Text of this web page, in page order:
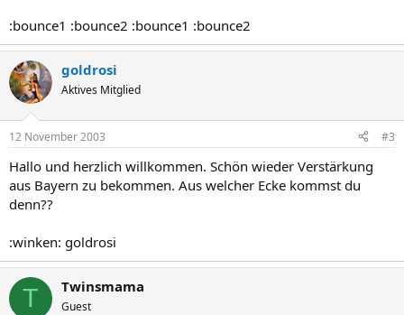
:bounce1 :bounce2 :bounce1 :bounce2
goldrosi
Aktives Mitglied
12 November 2003 #3
Hallo und herzlich willkommen. Schön wieder Verstärkung
aus Bayern zu bekommen. Aus welcher Ecke kommst du
denn??
:winken: goldrosi
T Twinsmama
Guest